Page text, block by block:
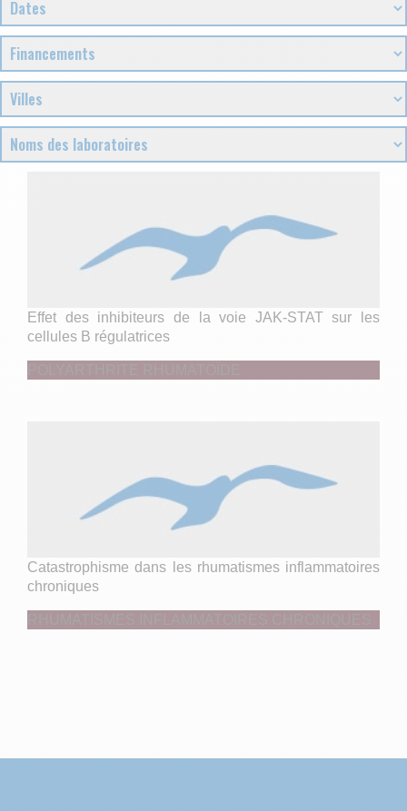
Effet des inhibiteurs de la voie JAK-STAT sur les
cellules B régulatrices
Catastrophisme dans les rhumatismes inflammatoires
chroniques